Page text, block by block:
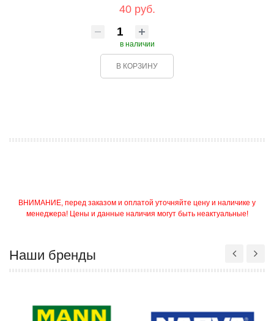
40 руб.
в наличии
В КОРЗИНУ
ВНИМАНИЕ, перед заказом и оплатой уточняйте цену и наличике у
менеджера! Цены и данные наличия могут быть неактуальные!
Наши бренды